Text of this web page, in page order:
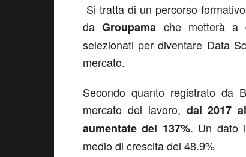
Si tratta di un percorso
daGroupama che metterà a
selezionati per diventare Data
mercato.
Secondo quanto registrato da
mercato del lavoro, dal 2017
aumentate del 137%. Un dato
medio di crescita del 48.9%